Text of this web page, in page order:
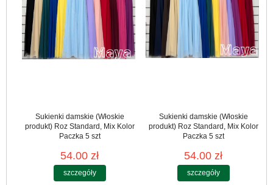
Sukienki damskie (Włoskie
produkt) Roz Standard, Mix Kolor
Paczka 5 szt
54.00 zł
szczegóły
Sukienki damskie (Włoskie
produkt) Roz Standard, Mix Kolor
Paczka 5 szt
54.00 zł
szczegóły